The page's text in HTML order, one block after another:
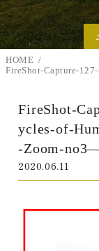
HOME
FireShot-
ycles-of-
-Zoom-
2020.06.11